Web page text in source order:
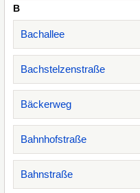
B
Bachallee
Bachstelzenstraße
Bäckerweg
Bahnhofstraße
Bahnstraße